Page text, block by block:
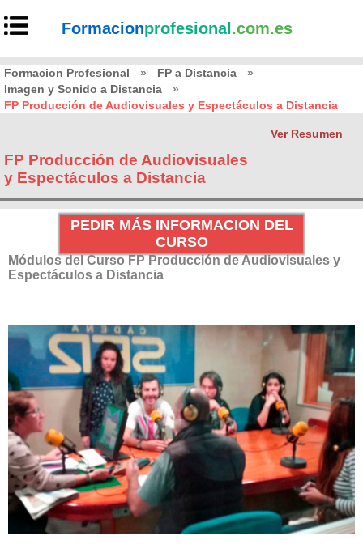
Formacionprofesional .com.es
Formacion Profesional » FP a Distancia
»
Imagen y Sonido a Distancia
»
FP Producción de Audiovisuales y Espectáculos a Distancia
Ver Resumen
FP Producción de Audiovisuales
y Espectáculos a Distancia
PEDIR MÁS INFORMACION DEL
CURSO
Módulos del Curso FP Producción de Audiovisuales y
Espectáculos a Distancia